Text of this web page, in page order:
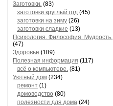
Заготовки. (83)
заготовки круглый год (45)
заготовки на зиму (26)
заготовки сладкие (13)
Психология. Философия. Мудрость.
(47)
Здоровье (109)
Полезная информация (117)
всё о компьютере. (81)
Уютный дом (234)
ремонт (1)
домоводство (80)
полезности для дома (24)